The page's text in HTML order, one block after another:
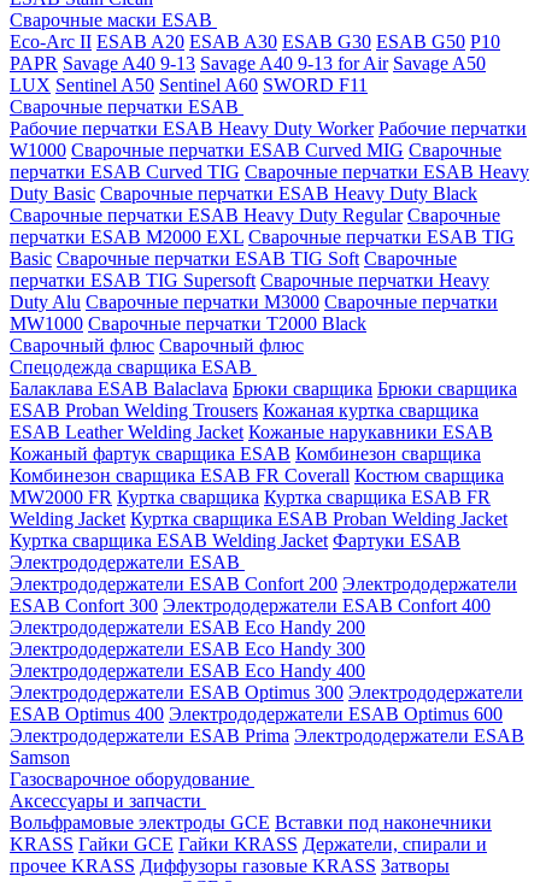
Сварочные маски ESAB
Eco-Arc II ESAB A20 ESAB A30 ESAB G30 ESAB G50 P10
PAPR Savage A40 9-13 Savage A40 9-13 for Air Savage A50
LUX Sentinel A50 Sentinel A60 SWORD F11
Сварочные перчатки ESAB
Рабочие перчатки ESAB Heavy Duty Worker Рабочие перчатки
W1000 Сварочные перчатки ESAB Curved MIG Сварочные
перчатки ESAB Curved TIG Сварочные перчатки ESAB Heavy
Duty Basic Сварочные перчатки ESAB Heavy Duty Black
Сварочные перчатки ESAB Heavy Duty Regular Сварочные
перчатки ESAB M2000 EXL Сварочные перчатки ESAB TIG
Basic Сварочные перчатки ESAB TIG Soft Сварочные
перчатки ESAB TIG Supersoft Сварочные перчатки Heavy
Duty Alu Сварочные перчатки M3000 Сварочные перчатки
MW1000 Сварочные перчатки T2000 Black
Сварочный флюс Сварочный флюс
Спецодежда сварщика ESAB
Балаклава ESAB Balaclava Брюки сварщика Брюки сварщика
ESAB Proban Welding Trousers Кожаная куртка сварщика
ESAB Leather Welding Jacket Кожаные нарукавники ESAB
Кожаный фартук сварщика ESAB Комбинезон сварщика
Комбинезон сварщика ESAB FR Coverall Костюм сварщика
MW2000 FR Куртка сварщика Куртка сварщика ESAB FR
Welding Jacket Куртка сварщика ESAB Proban Welding Jacket
Куртка сварщика ESAB Welding Jacket Фартуки ESAB
Электрододержатели ESAB
Электрододержатели ESAB Confort 200 Электрододержатели
ESAB Confort 300 Электрододержатели ESAB Confort 400
Электрододержатели ESAB Eco Handy 200
Электрододержатели ESAB Eco Handy 300
Электрододержатели ESAB Eco Handy 400
Электрододержатели ESAB Optimus 300 Электрододержатели
ESAB Optimus 400 Электрододержатели ESAB Optimus 600
Электрододержатели ESAB Prima Электрододержатели ESAB
Samson
Газосварочное оборудование
Аксессуары и запчасти
Вольфрамовые электроды GCE Вставки под наконечники
KRASS Гайки GCE Гайки KRASS Держатели, спирали и
прочее KRASS Диффузоры газовые KRASS Затворы